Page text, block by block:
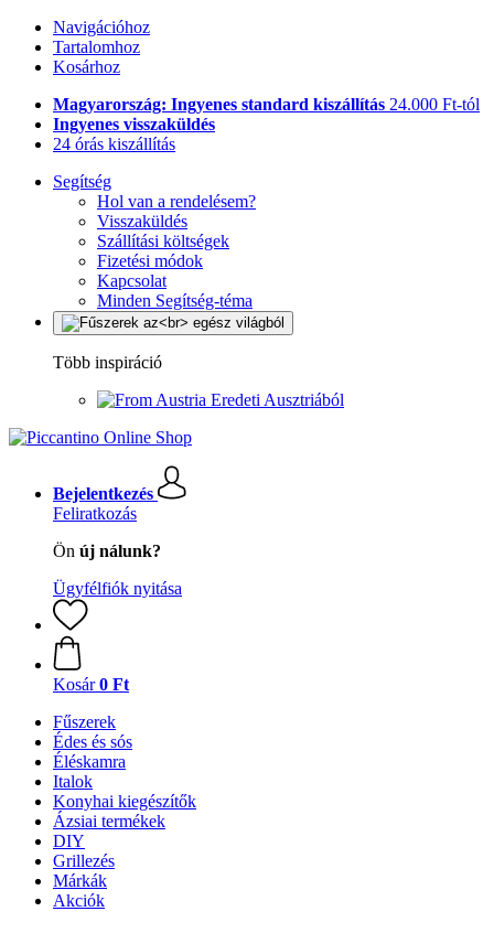
Navigációhoz
Tartalomhoz
Kosárhoz
Magyarország: Ingyenes standard kiszállítás 24.000 Ft-tól
Ingyenes visszaküldés
24 órás kiszállítás
Segítség
Hol van a rendelésem?
Visszaküldés
Szállítási költségek
Fizetési módok
Kapcsolat
Minden Segítség-téma
Több inspiráció
Eredeti Ausztriából
Bejelentkezés
Feliratkozás
Ön új nálunk?
Ügyfélfiók nyitása
Kosár 0 Ft
Fűszerek
Édes és sós
Éléskamra
Italok
Konyhai kiegészítők
Ázsiai termékek
DIY
Grillezés
Márkák
Akciók